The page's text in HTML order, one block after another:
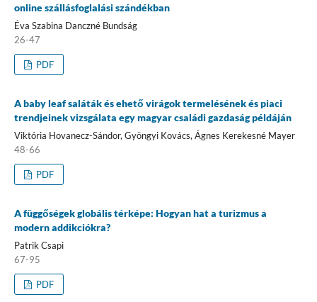
online szállásfoglalási szándékban
Éva Szabina Danczné Bundság
26-47
PDF
A baby leaf saláták és ehető virágok termelésének és piaci
trendjeinek vizsgálata egy magyar családi gazdaság példáján
Viktória Hovanecz-Sándor, Gyöngyi Kovács, Ágnes Kerekesné Mayer
48-66
PDF
A függőségek globális térképe: Hogyan hat a turizmus a
modern addikciókra?
Patrik Csapi
67-95
PDF